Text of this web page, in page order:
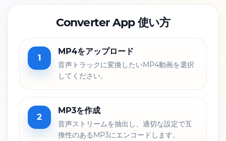
Converter App 使い方
1
MP4をアップロード
音声トラックに変換したいMP4動画を選択
してください。
2
MP3を作成
音声ストリームを抽出し、適切な設定で互
換性のあるMP3にエンコードします。